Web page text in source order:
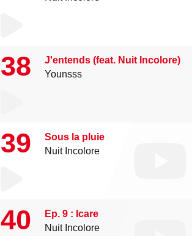
38
J'entends (feat. Nuit Incolore)
Younsss
39
Sous la pluie
Nuit Incolore
40
Ep. 9 : Icare
Nuit Incolore